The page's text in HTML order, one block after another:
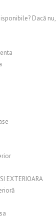
Dacă
EXTERIOARA